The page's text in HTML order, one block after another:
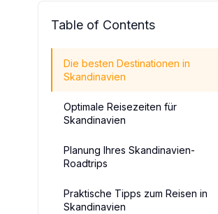
Table of Contents
Die besten Destinationen in
Skandinavien
Optimale Reisezeiten für
Skandinavien
Planung Ihres Skandinavien-
Roadtrips
Praktische Tipps zum Reisen in
Skandinavien